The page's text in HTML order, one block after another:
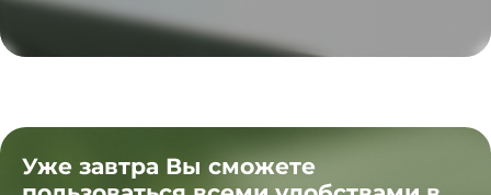
Уже завтра Вы сможете